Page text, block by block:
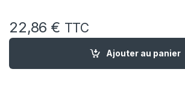
22,86 € TTC
quantité de Ecran LCD Remplacement
Ajouter au panier